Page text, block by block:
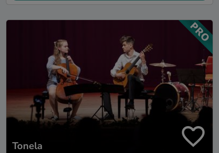
Tonela